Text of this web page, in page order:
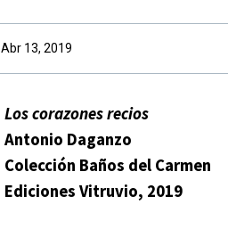
Abr 13, 2019
Los corazones recios
Antonio Daganzo
Colección Baños del Carmen
Ediciones Vitruvio, 2019